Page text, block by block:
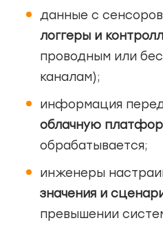
данные с
логгеры и
проводным или
каналам);
информация
облачную
обрабатывается;
инженеры
значения и
превышении